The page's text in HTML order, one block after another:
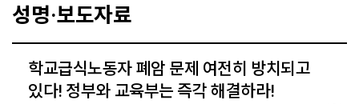
성명·보도자료
학교급식노동자 폐암 문제 여전히 방치되고
있다! 정부와 교육부는 즉각 해결하라!